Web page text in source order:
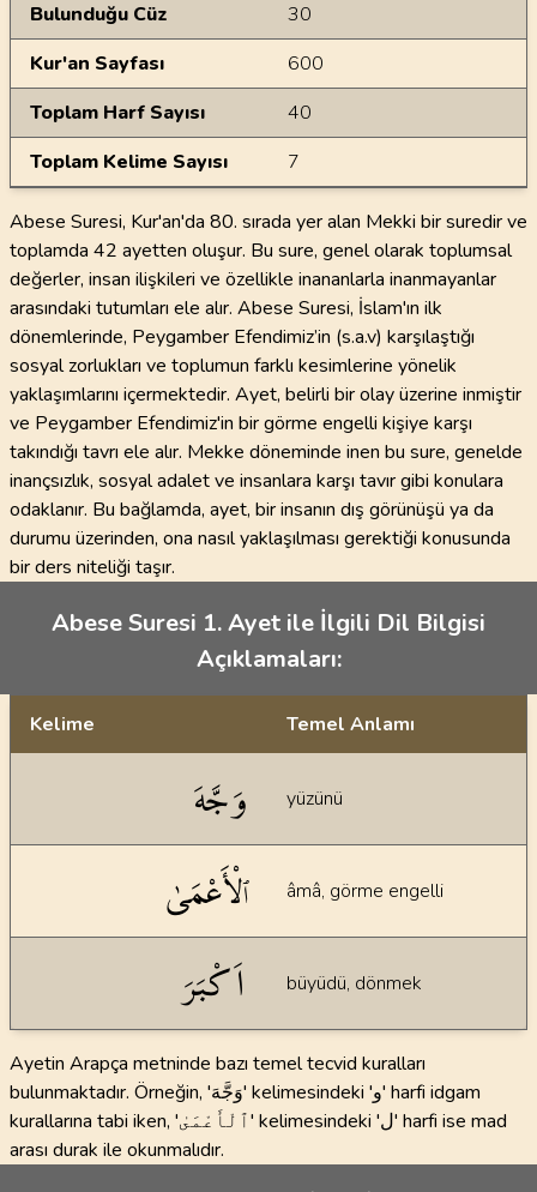
Bulunduğu Cüz
30
Kur'an Sayfası
600
Toplam Harf Sayısı
40
Toplam Kelime Sayısı
7
Abese Suresi, Kur'an'da 80. sırada yer alan Mekki bir suredir ve
toplamda 42 ayetten oluşur. Bu sure, genel olarak toplumsal
değerler, insan ilişkileri ve özellikle inananlarla inanmayanlar
arasındaki tutumları ele alır. Abese Suresi, İslam'ın ilk
dönemlerinde, Peygamber Efendimiz’in (s.a.v) karşılaştığı
sosyal zorlukları ve toplumun farklı kesimlerine yönelik
yaklaşımlarını içermektedir. Ayet, belirli bir olay üzerine inmiştir
ve Peygamber Efendimiz'in bir görme engelli kişiye karşı
takındığı tavrı ele alır. Mekke döneminde inen bu sure, genelde
inançsızlık, sosyal adalet ve insanlara karşı tavır gibi konulara
odaklanır. Bu bağlamda, ayet, bir insanın dış görünüşü ya da
durumu üzerinden, ona nasıl yaklaşılması gerektiği konusunda
bir ders niteliği taşır.
Abese Suresi 1. Ayet ile İlgili Dil Bilgisi
Açıklamaları:
Kelime Temel Anlamı
وَجَّهَ yüzünü
ٱلْأَعْمَىٰ âmâ, görme engelli
اَكْبَرَ büyüdü, dönmek
Ayetin Arapça metninde bazı temel tecvid kuralları
bulunmaktadır. Örneğin, 'وَجَّهَ' kelimesindeki 'و' harfi idgam
kurallarına tabi iken, 'ٱلْأَعْمَىٰ' kelimesindeki 'ل' harfi ise mad
arası durak ile okunmalıdır.